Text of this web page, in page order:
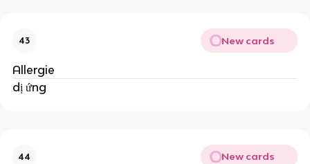
43 New cards
Allergie
dị ứng
44 New cards